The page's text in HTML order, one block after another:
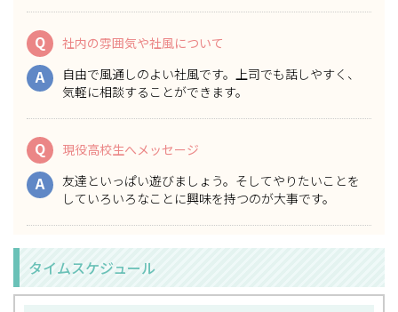
Q 社内の雰囲気や社風について
A
自由で風通しのよい社風です。上司でも話しやすく、
気軽に相談することができます。
Q 現役高校生へメッセージ
A
友達といっぱい遊びましょう。そしてやりたいことを
していろいろなことに興味を持つのが大事です。
タイムスケジュール